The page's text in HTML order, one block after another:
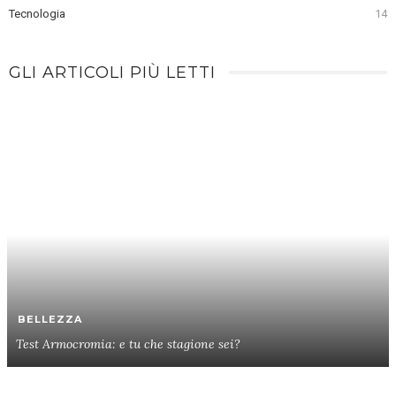
Tecnologia 14
GLI ARTICOLI PIÙ LETTI
BELLEZZA
Test Armocromia: e tu che stagione sei?